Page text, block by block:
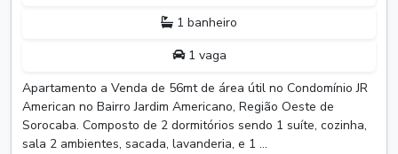
1 banheiro
1 vaga
Apartamento a Venda de 56mt de área útil no Condomínio JR
American no Bairro Jardim Americano, Região Oeste de
Sorocaba. Composto de 2 dormitórios sendo 1 suíte, cozinha,
sala 2 ambientes, sacada, lavanderia, e 1 ...